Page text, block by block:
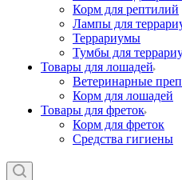
Корм для рептилий
Лампы для
Террариумы
Тумбы для
Товары для лошадей
Ветеринарные
Корм для лошадей
Товары для фреток
Корм для фреток
Средства гигиены